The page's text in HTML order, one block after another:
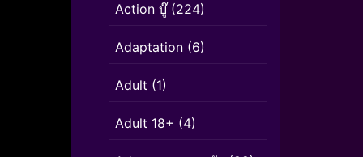
Action บู๊(224)
Adaptation (6)
Adult (1)
Adult 18+ (4)